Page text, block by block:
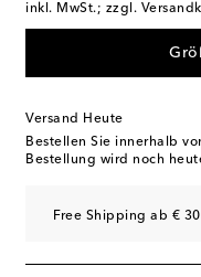
inkl. MwSt.; zzgl.
Versand Heute
Bestellen Sie innerhalb
Bestellung wird noch
Free Shipping ab €